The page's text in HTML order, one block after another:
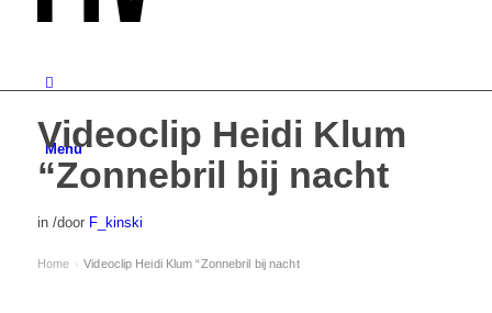
Menu
Videoclip Heidi Klum
“Zonnebril bij nacht
in /door F_kinski
Home › Videoclip Heidi Klum “Zonnebril bij nacht